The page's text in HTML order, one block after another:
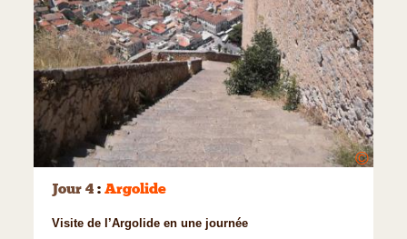
©
Jour 4 : Argolide
Visite de l’Argolide en une journée